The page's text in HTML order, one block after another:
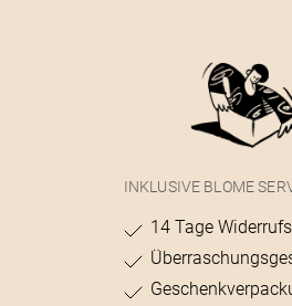
INKLUSIVE BLOME
14 Tage